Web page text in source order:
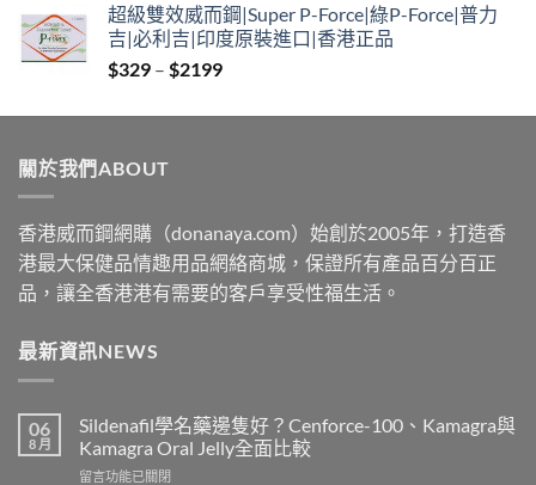
$379
through
$2229
超級雙效威而鋼|Super P-Force|綠P-Force|普力
吉|必利吉|印度原裝進口|香港正品
$329 – $2199Price
$329
關於我們ABOUT
香港威而鋼網購（donanaya.com）始創於2005年，打造香
港最大保健品情趣用品網絡商城，保證所有產品百分百正
品，讓全香港港有需要的客戶享受性福生活。
最新資訊NEWS
06
8 月
Sildenafil學名藥邊隻好？Cenforce-100、Kamagra與
Kamagra Oral Jelly全面比較
在
留言功能已關閉